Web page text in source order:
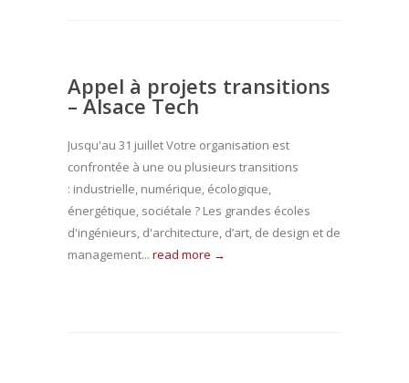
Appel à projets transitions
– Alsace Tech
Jusqu'au 31 juillet Votre organisation est
confrontée à une ou plusieurs transitions
: industrielle, numérique, écologique,
énergétique, sociétale ? Les grandes écoles
d'ingénieurs, d'architecture, d’art, de design et de
management... read more →